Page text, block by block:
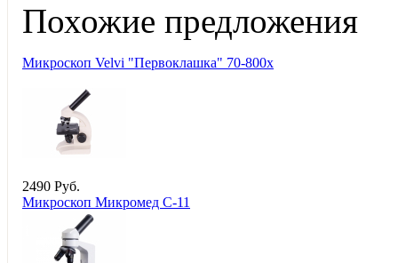
Похожие предложения
Микроскоп Velvi "Первоклашка" 70-800х
2490 Руб.
Микроскоп Микромед С-11